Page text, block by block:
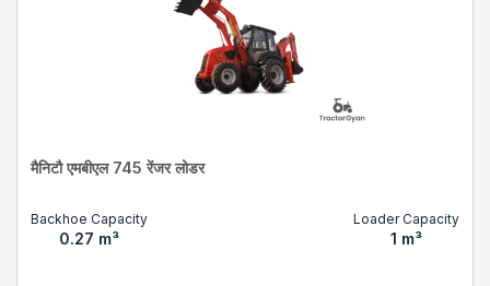
मैनिटौ एमबीएल 745 रेंजर लोडर
Backhoe Capacity
0.27 m³
Loader Capacity
1 m³